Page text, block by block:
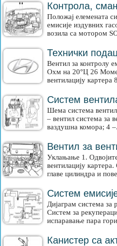
Контрола,
Положај елемената
емисије издувних
возила са мотором
Технички
Вентил за контролу
Охм на 20°Ц 26
вентилацију картера
Систем
Шема система
– вентил система за
ваздушна комора; 4
Вентил за
Уклањање 1.
вентилацију
главе цилиндра и
Систем
Дијаграм система за
Систем за
испаравање пара
Канистер са